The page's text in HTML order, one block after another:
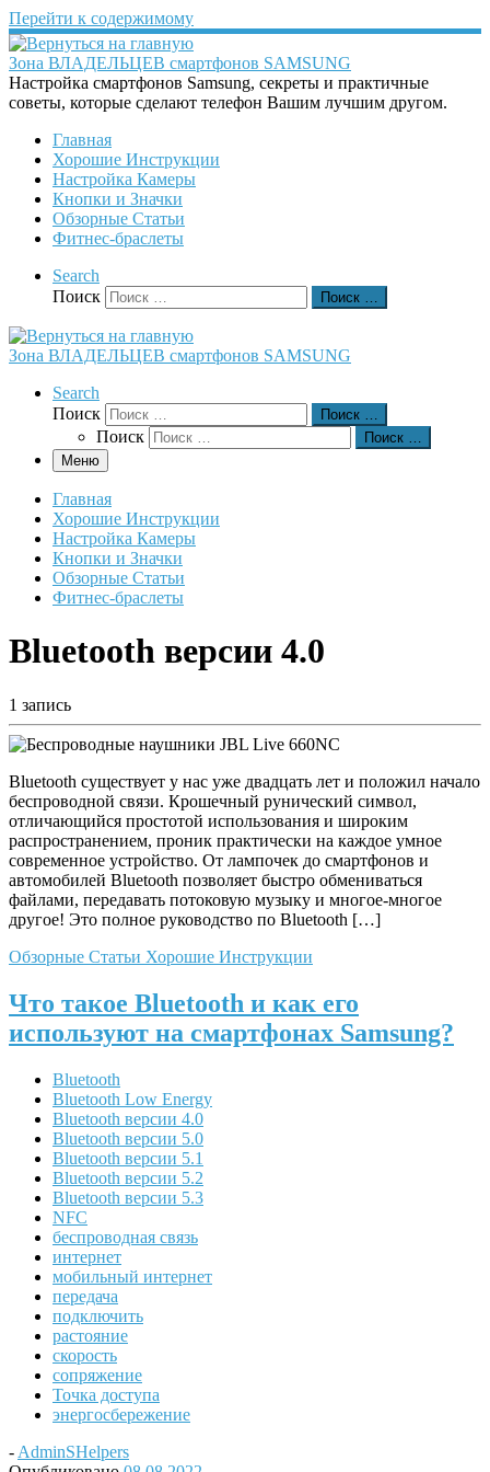
Перейти к содержимому
Зона ВЛАДЕЛЬЦЕВ смартфонов SAMSUNG
Настройка смартфонов Samsung, секреты и практичные
советы, которые сделают телефон Вашим лучшим другом.
Главная
Хорошие Инструкции
Настройка Камеры
Кнопки и Значки
Обзорные Статьи
Фитнес-браслеты
Search
Поиск
Поиск …
Зона ВЛАДЕЛЬЦЕВ смартфонов SAMSUNG
Search
Поиск
Поиск …
Поиск
Поиск …
Меню
Главная
Хорошие Инструкции
Настройка Камеры
Кнопки и Значки
Обзорные Статьи
Фитнес-браслеты
Bluetooth версии 4.0
1 запись
Bluetooth существует у нас уже двадцать лет и положил начало
беспроводной связи. Крошечный рунический символ,
отличающийся простотой использования и широким
распространением, проник практически на каждое умное
современное устройство. От лампочек до смартфонов и
автомобилей Bluetooth позволяет быстро обмениваться
файлами, передавать потоковую музыку и многое-многое
другое! Это полное руководство по Bluetooth […]
Обзорные Статьи Хорошие Инструкции
Что такое Bluetooth и как его
используют на смартфонах Samsung?
Bluetooth
Bluetooth Low Energy
Bluetooth версии 4.0
Bluetooth версии 5.0
Bluetooth версии 5.1
Bluetooth версии 5.2
Bluetooth версии 5.3
NFC
беспроводная связь
интернет
мобильный интернет
передача
подключить
растояние
скорость
сопряжение
Точка доступа
энергосбережение
- AdminSHelpers